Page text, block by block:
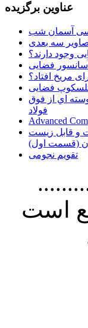
عناوین برگزیده
آسمان شب
سه بعدی
وجود دارند؟
آسانسور فضایی
مریخ افتاد؟
اي از فوق
فولاد
Advanced
و قابل زيست
(قسمت اول)
تقویم نجومی
از
است